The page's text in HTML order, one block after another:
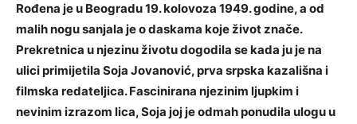
Rođena je u Beogradu 19. kolovoza 1949. godine, a od
malih nogu sanjala je o daskama koje život znače.
Prekretnica u njezinu životu dogodila se kada ju je na
ulici primijetila Soja Jovanović, prva srpska kazališna i
filmska redateljica. Fascinirana njezinim ljupkim i
nevinim izrazom lica, Soja joj je odmah ponudila ulogu u